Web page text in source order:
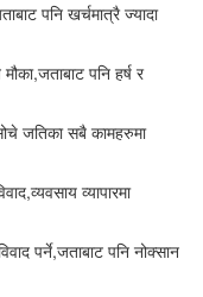
पनि खर्चमात्रै ज्यादा
पनि हर्ष र
जतिका सबै कामहरुमा
व्यापारमा
पर्ने,जताबाट पनि नोक्सान